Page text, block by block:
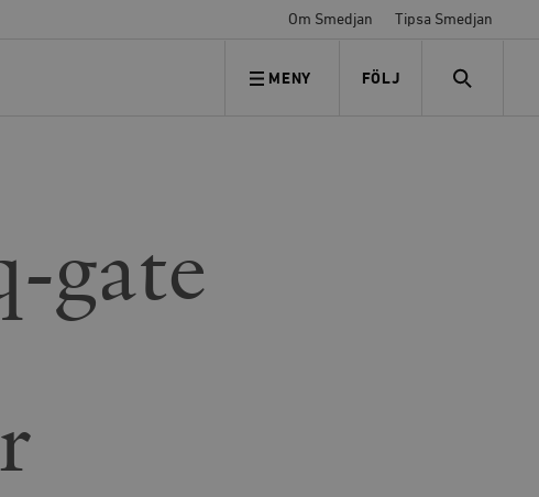
Om Smedjan Tipsa Smedjan
MENY FÖLJ
FÖLJ OSS SEARCH
gate